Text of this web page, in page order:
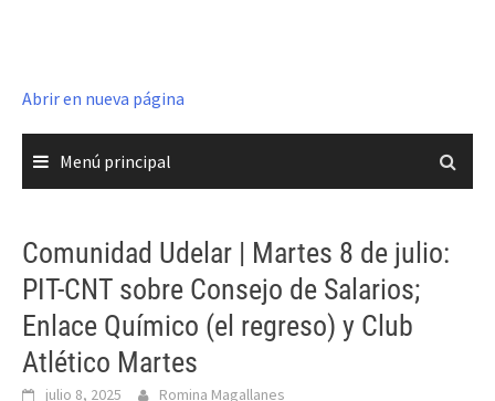
Abrir en nueva página
Menú principal
Comunidad Udelar | Martes 8 de julio:
PIT-CNT sobre Consejo de Salarios;
Enlace Químico (el regreso) y Club
Atlético Martes
julio 8, 2025 Romina Magallanes